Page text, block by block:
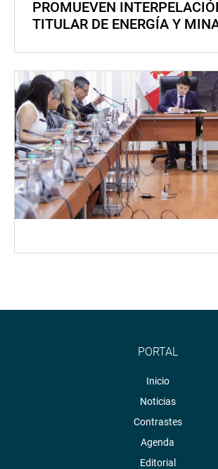
PROMUEVEN
TITULAR DE ENERGÍA Y
PORTAL
Inicio
Noticias
Contrastes
Agenda
Editorial